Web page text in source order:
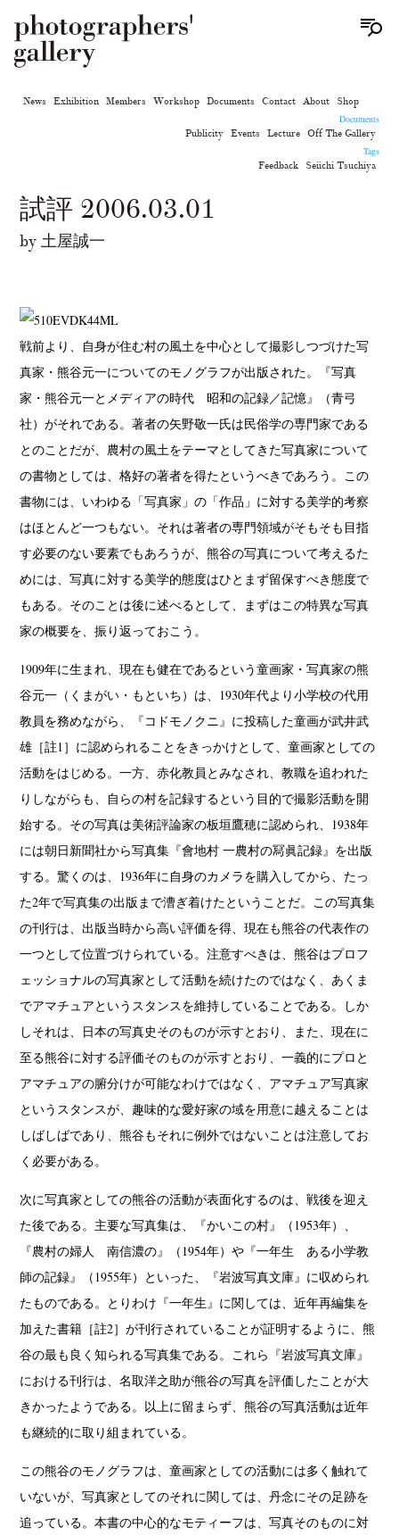
News Exhibition Members Workshop Documents Contact About
Shop
Documents
Publicity Events Lecture Off The Gallery
Tags
Feedback
Seiichi Tsuchiya
試評 2006.03.01
by 土屋誠一
戦前より、自身が住む村の風土を中心として撮影しつづけた写
真家・熊谷元一についてのモノグラフが出版された。『写真
家・熊谷元一とメディアの時代 昭和の記録／記憶』（青弓
社）がそれである。著者の矢野敬一氏は民俗学の専門家である
とのことだが、農村の風土をテーマとしてきた写真家について
の書物としては、格好の著者を得たというべきであろう。この
書物には、いわゆる「写真家」の「作品」に対する美学的考察
はほとんど一つもない。それは著者の専門領域がそもそも目指
す必要のない要素でもあろうが、熊谷の写真について考えるた
めには、写真に対する美学的態度はひとまず留保すべき態度で
もある。そのことは後に述べるとして、まずはこの特異な写真
家の概要を、振り返っておこう。
1909年に生まれ、現在も健在であるという童画家・写真家の熊
谷元一（くまがい・もといち）は、1930年代より小学校の代用
教員を務めながら、『コドモノクニ』に投稿した童画が武井武
雄［註1］に認められることをきっかけとして、童画家としての
活動をはじめる。一方、赤化教員とみなされ、教職を追われた
りしながらも、自らの村を記録するという目的で撮影活動を開
始する。その写真は美術評論家の板垣鷹穂に認められ、1938年
には朝日新聞社から写真集『會地村 一農村の冩眞記録』を出版
する。驚くのは、1936年に自身のカメラを購入してから、たっ
た2年で写真集の出版まで漕ぎ着けたということだ。この写真集
の刊行は、出版当時から高い評価を得、現在も熊谷の代表作の
一つとして位置づけられている。注意すべきは、熊谷はプロフ
ェッショナルの写真家として活動を続けたのではなく、あくま
でアマチュアというスタンスを維持していることである。しか
しそれは、日本の写真史そのものが示すとおり、また、現在に
至る熊谷に対する評価そのものが示すとおり、一義的にプロと
アマチュアの腑分けが可能なわけではなく、アマチュア写真家
というスタンスが、趣味的な愛好家の域を用意に越えることは
しばしばであり、熊谷もそれに例外ではないことは注意してお
く必要がある。
次に写真家としての熊谷の活動が表面化するのは、戦後を迎え
た後である。主要な写真集は、『かいこの村』（1953年）、
『農村の婦人 南信濃の』（1954年）や『一年生 ある小学教
師の記録』（1955年）といった、『岩波写真文庫』に収められ
たものである。とりわけ『一年生』に関しては、近年再編集を
加えた書籍［註2］が刊行されていることが証明するように、熊
谷の最も良く知られる写真集である。これら『岩波写真文庫』
における刊行は、名取洋之助が熊谷の写真を評価したことが大
きかったようである。以上に留まらず、熊谷の写真活動は近年
も継続的に取り組まれている。
この熊谷のモノグラフは、童画家としての活動には多く触れて
いないが、写真家としてのそれに関しては、丹念にその足跡を
追っている。本書の中心的なモティーフは、写真そのものに対